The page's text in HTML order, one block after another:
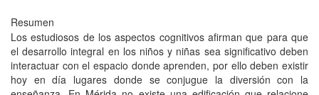
Resumen
Los estudiosos de los aspectos cognitivos afirman que para que
el desarrollo integral en los niños y niñas sea significativo deben
interactuar con el espacio donde aprenden, por ello deben existir
hoy en día lugares donde se conjugue la diversión con la